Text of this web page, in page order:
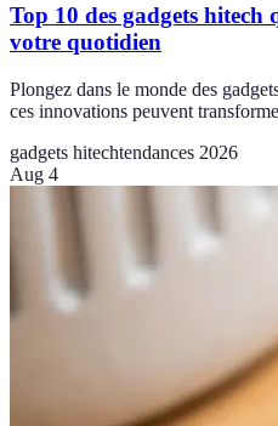
Top 10 des gadgets
votre quotidien
Plongez dans le monde des
ces innovations peuvent
gadgets hitechtendances 2026
Aug 4